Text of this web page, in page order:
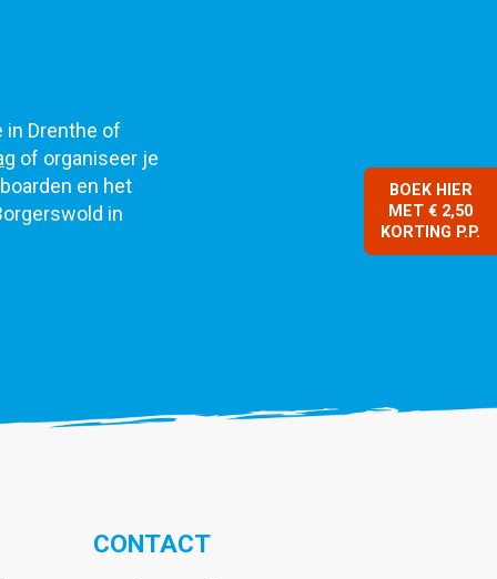
Drenthe of
of organiseer je
en het
in
CONTACT
BOEK HIER
MET € 2,50
KORTING P.P.